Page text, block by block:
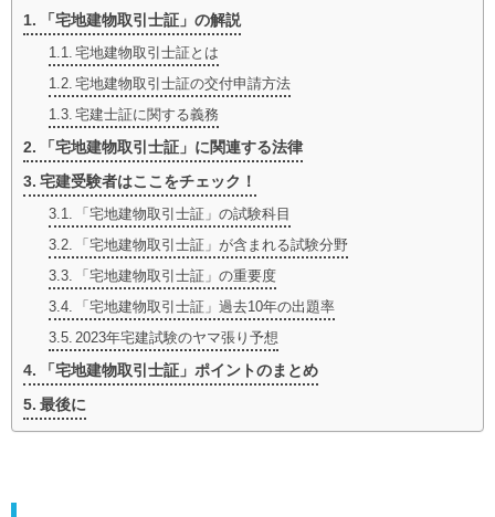
「宅地建物取引士証」の解説
宅地建物取引士証とは
宅地建物取引士証の交付申請方法
宅建士証に関する義務
「宅地建物取引士証」に関連する法律
宅建受験者はここをチェック！
「宅地建物取引士証」の試験科目
「宅地建物取引士証」が含まれる試験分野
「宅地建物取引士証」の重要度
「宅地建物取引士証」過去10年の出題率
2023年宅建試験のヤマ張り予想
「宅地建物取引士証」ポイントのまとめ
最後に